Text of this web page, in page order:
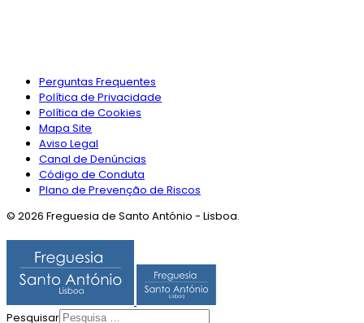
Perguntas Frequentes
Política de Privacidade
Política de Cookies
Mapa Site
Aviso Legal
Canal de Denúncias
Código de Conduta
Plano de Prevenção de Riscos
© 2026 Freguesia de Santo António - Lisboa.
Pesquisar